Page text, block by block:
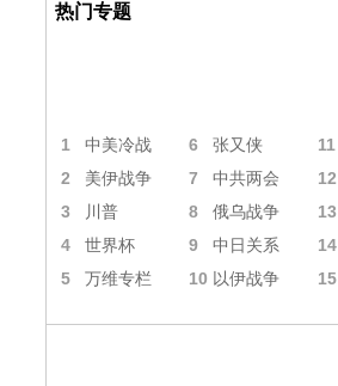
热门专题
1 中美冷战 6 张又侠 11
2 美伊战争 7 中共两会 12
3 川普 8 俄乌战争 13
4 世界杯 9 中日关系 14
5 万维专栏 10 以伊战争 15